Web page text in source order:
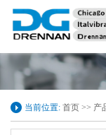
当前位置: 首页 >> 产